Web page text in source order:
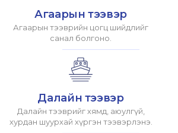
Агаарын тээвэр
Агаарын тээврийн цогц шийдлийг
санал болгоно.
Далайн тээвэр
Далайн тээврийг хямд, аюулгүй,
хурдан шуурхай хүргэн тээвэрлэнэ.